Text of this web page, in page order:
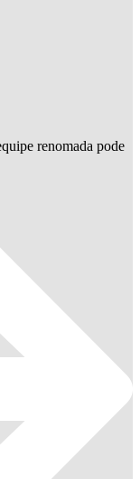
renomada pode